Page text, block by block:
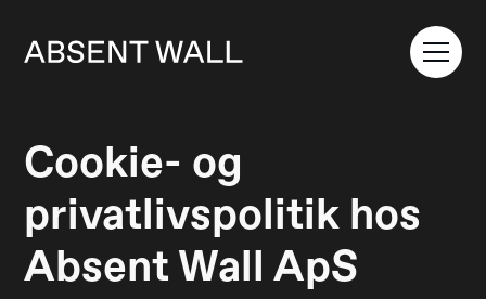
Cookie- og
privatlivspolitik hos
Absent Wall ApS